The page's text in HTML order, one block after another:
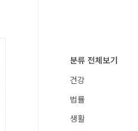
분류 전체보기
건강
법률
생활